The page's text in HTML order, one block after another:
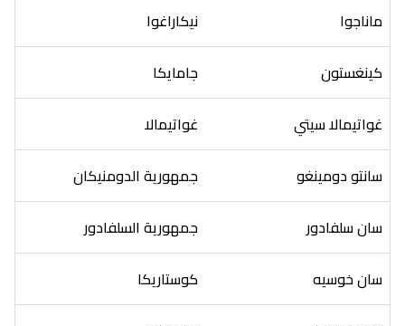
ماناجوا
نيكاراغوا
كينغستون
جامايكا
غواتيمالا سيتي
غواتيمالا
سانتو دومينغو
جمهورية الدومنيكان
سان سلفادور
جمهورية السلفادور
سان خوسيه
كوستاريكا